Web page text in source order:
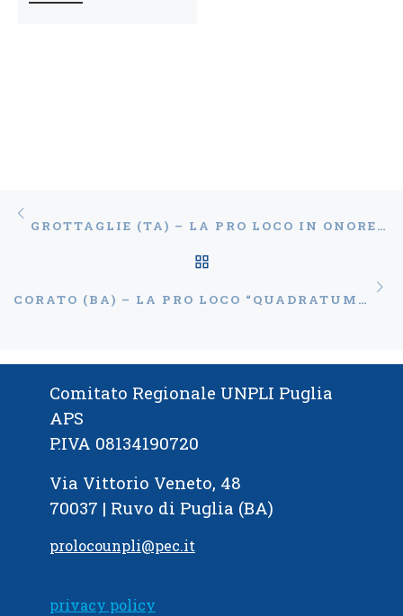
Navigazione articoli
Articolo precedente GROTTAGLIE (TA) – LA PRO LOCO IN ONORE DI S. CIRO
CORATO (BA) – LA PRO LOCO “QUADRATUM” LANCIA LA 2A EDIZIONE DE “IL PENDÌO” JUNIOR
Comitato Regionale UNPLI Puglia
APS
P.IVA 08134190720
Via Vittorio Veneto, 48
70037 | Ruvo di Puglia (BA)
prolocounpli@pec.it
privacy policy